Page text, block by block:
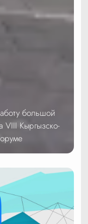
большой
VIII Кыргызско-